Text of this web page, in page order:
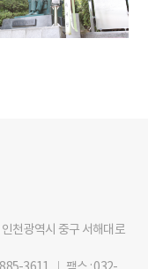
천광역시 중구 서해대로